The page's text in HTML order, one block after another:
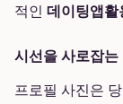
적인 데이팅앱활
시선을 사로잡
프로필 사진은